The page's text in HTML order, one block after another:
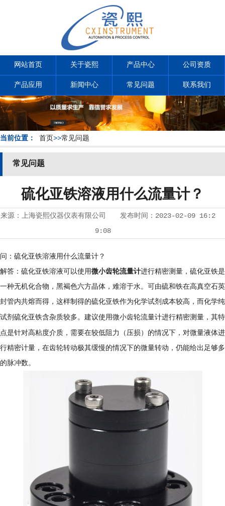
网站首页 关于瓷熙 产品中心 公司资质
产品应用 新闻中心 常见问题 联系我们
当前位置： 首页>>常见问题
常见问题
硫化亚铁溶液用什么流量计？
来源： 上海瓷熙仪器仪表有限公司 发布时间： 2023-02-09 16:2
9:08
问：硫化亚铁溶液用什么流量计？
解答：硫化亚铁溶液可以使用微小齿轮流量计进行精密测量，硫化亚铁是
一种无机化合物，黑褐色六方晶体，难溶于水。可由硫和铁在高真空石英
封管内共熔而得，这样制得的硫化亚铁作为化学试剂成本较高，而化学纯
试剂硫化亚铁含杂质较多。 建议使用微小齿轮流量计进行精密测量， 其特
点是针对高粘度介质，需要在较低阻力（压损）的情况下，对微量液体进
行精密计量，在齿轮转动极其缓慢的情况下的微量转动，仍能给出足够多
的脉冲数。